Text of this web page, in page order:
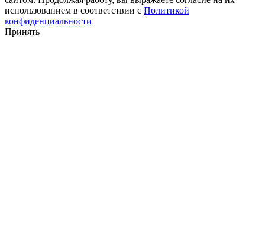
использованием в соответствии с Политикой
конфиденциальности
Принять